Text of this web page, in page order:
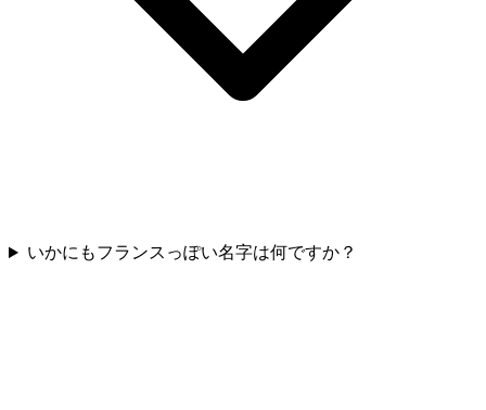
いかにもフランスっぽい名字は何ですか？